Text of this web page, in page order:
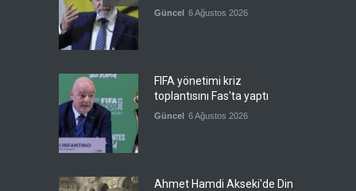
Güncel 6 Ağustos 2026
FIFA yönetimi kriz
toplantısını Fas'ta yaptı
Güncel 6 Ağustos 2026
Ahmet Hamdi Akseki'de Din